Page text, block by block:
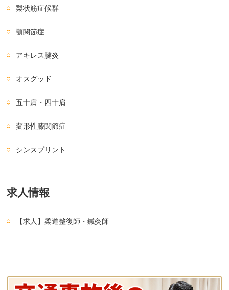
梨状筋症候群
顎関節症
アキレス腱炎
オスグッド
五十肩・四十肩
変形性膝関節症
シンスプリント
求人情報
【求人】柔道整復師・鍼灸師